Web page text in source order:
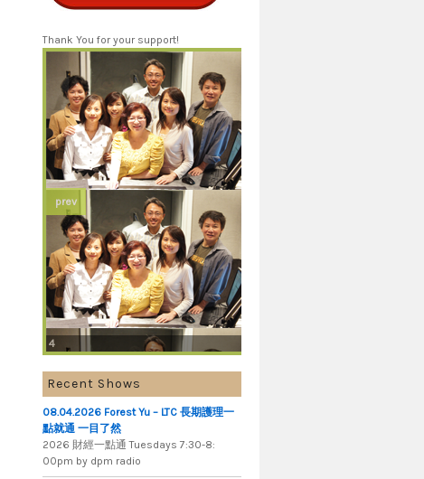
Thank You for your support!
3
prev
Recent Shows
08.04.2026 Forest Yu – LTC 長期護理一
點就通 一目了然
2026 財​經​一​點​通 Tuesdays 7​​​:​​​30​​​-​​​8​​​:​​​
00pm by dpm radio